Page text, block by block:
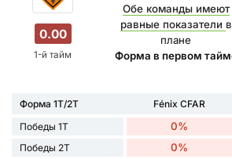
0.00
1-й тайм
Обе команды имеют
равные показатели в
плане
Форма в первом
Форма 1Т/2Т Fénix CFAR
Победы 1Т
0%
Победы 2Т 0%